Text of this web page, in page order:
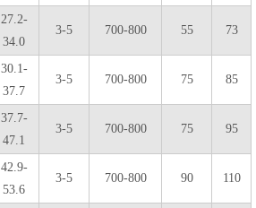
27.2-
34.0
3-5 700-800 55 73
30.1-
37.7
3-5 700-800 75 85
37.7-
47.1
3-5 700-800 75 95
42.9-
53.6
3-5 700-800 90 110